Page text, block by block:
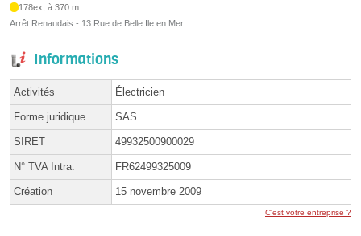
178ex, à 370 m
Arrêt Renaudais - 13 Rue de Belle Ile en Mer
Informations
Activités Électricien
Forme juridique SAS
SIRET 49932500900029
N° TVA Intra. FR62499325009
Création 15 novembre 2009
C'est votre entreprise ?